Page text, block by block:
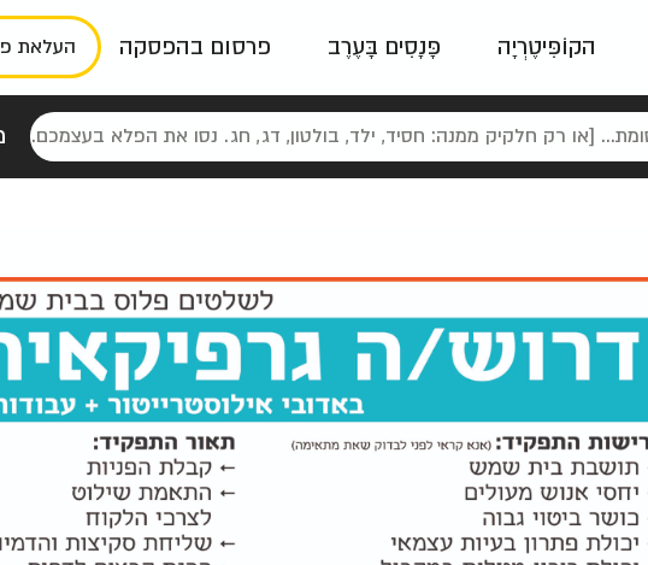
הקוֹפִּיטֶרְיָה פָּנָסִים בָּעֶרֶב פרסום בהפסקה העלאת
פאשן
ניינטיז נוסטלגי כרזות טיפוגרפי